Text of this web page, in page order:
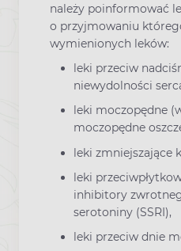
należy poinformować
o przyjmowaniu
wymienionych leków:
leki przeciw
niewydolności
leki moczopędne
moczopędne
leki zmniejszające
leki
inhibitory
serotoniny (SSRI),
leki przeciw dnie